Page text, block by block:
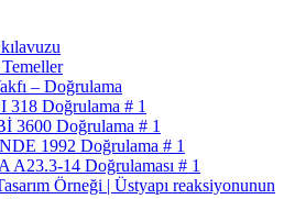
– Doğrulama
318 Doğrulama # 1
3600 Doğrulama # 1
1992 Doğrulama # 1
A23.3-14 Doğrulaması # 1
Örneği | Üstyapı reaksiyonunun